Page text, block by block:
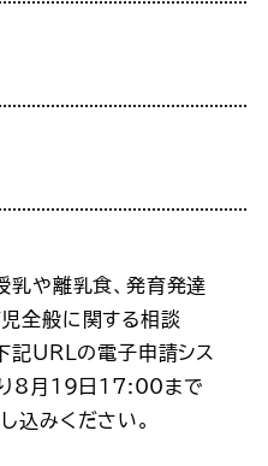
乳や離乳食、発育発達
全般に関する相談
記URLの電子申請シス
り8月19日17:00まで
込みください。